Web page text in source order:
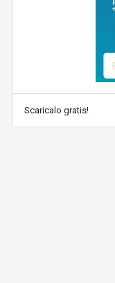
Scaricalo gratis!